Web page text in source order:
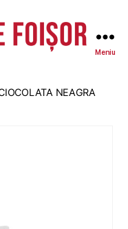
Meniu
NEAGRA